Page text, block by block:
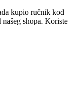
kupio ručnik kod
shopa. Koriste